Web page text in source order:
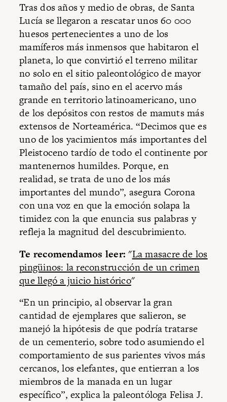
Tras dos años y medio de obras, de Santa
Lucía se llegaron a rescatar unos 60 000
huesos pertenecientes a uno de los
mamíferos más inmensos que habitaron el
planeta, lo que convirtió el terreno militar
no solo en el sitio paleontológico de mayor
tamaño del país, sino en el acervo más
grande en territorio latinoamericano, uno
de los depósitos con restos de mamuts más
extensos de Norteamérica. “Decimos que es
uno de los yacimientos más importantes del
Pleistoceno tardío de todo el continente por
mantenernos humildes. Porque, en
realidad, se trata de uno de los más
importantes del mundo”, asegura Corona
con una voz en que la emoción solapa la
timidez con la que enuncia sus palabras y
refleja la magnitud del descubrimiento.
Te recomendamos leer: "La masacre de los
pingüinos: la reconstrucción de un crimen
que llegó a juicio histórico"
“En un principio, al observar la gran
cantidad de ejemplares que salieron, se
manejó la hipótesis de que podría tratarse
de un cementerio, sobre todo asumiendo el
comportamiento de sus parientes vivos más
cercanos, los elefantes, que entierran a los
miembros de la manada en un lugar
específico”, explica la paleontóloga Felisa J.